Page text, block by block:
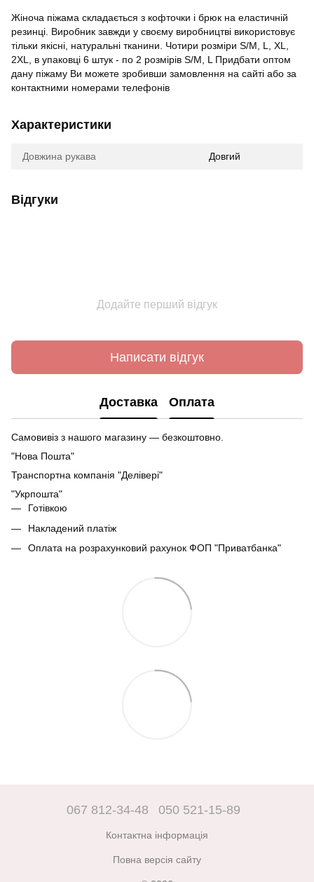
Жіноча піжама складається з кофточки і брюк на еластичній
резинці. Виробник завжди у своєму виробництві використовує
тільки якісні, натуральні тканини. Чотири розміри S/M, L, XL,
2XL, в упаковці 6 штук - по 2 розмірів S/M, L Придбати оптом
дану піжаму Ви можете зробивши замовлення на сайті або за
контактними номерами телефонів
Характеристики
Довжина рукава Довгий
Відгуки
Додайте перший відгук
Написати відгук
Доставка Оплата
Самовивіз з нашого магазину — безкоштовно.
"Нова Пошта"
Транспортна компанія "Делівері"
"Укрпошта"
Готівкою
Накладений платіж
Оплата на розрахунковий рахунок ФОП "Приватбанка"
067 812-34-48 050 521-15-89
Контактна інформація
Повна версія сайту